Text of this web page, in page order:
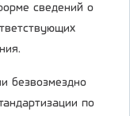
сведений о
безвозмездно
по